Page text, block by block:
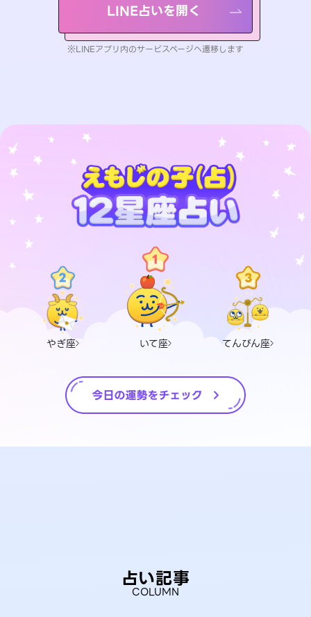
LINE占いを開く
※LINEアプリ内のサービスページへ遷移します
やぎ座 いて座 てんびん座
占い記事
COLUMN